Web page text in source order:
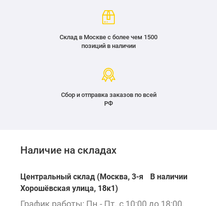
Склад в Москве с более чем 1500
позиций в наличии
Сбор и отправка заказов по всей
РФ
Наличие на складах
Центральный склад (Москва, 3-я
Хорошёвская улица, 18к1)
В наличии
График работы: Пн.- Пт. с 10:00 до 18:00,